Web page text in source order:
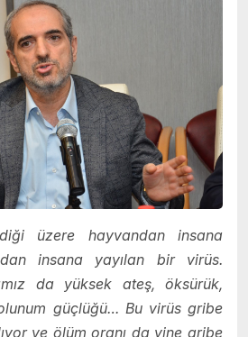
üzere hayvandan insana
insana yayılan bir virüs.
da yüksek ateş, öksürük,
güçlüğü… Bu virüs gribe
ve ölüm oranı da yine gribe